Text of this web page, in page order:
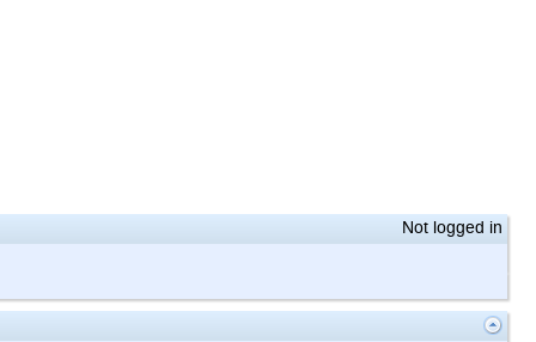
Not logged in